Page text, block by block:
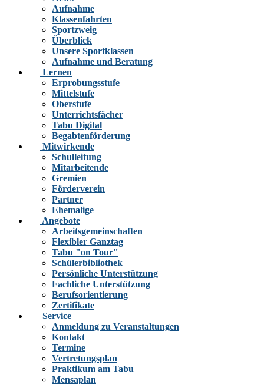
Aufnahme
Klassenfahrten
Sportzweig
Überblick
Unsere Sportklassen
Aufnahme und Beratung
Lernen
Erprobungsstufe
Mittelstufe
Oberstufe
Unterrichtsfächer
Tabu Digital
Begabtenförderung
Mitwirkende
Schulleitung
Mitarbeitende
Gremien
Förderverein
Partner
Ehemalige
Angebote
Arbeitsgemeinschaften
Flexibler Ganztag
Tabu "on Tour"
Schülerbibliothek
Persönliche Unterstützung
Fachliche Unterstützung
Berufsorientierung
Zertifikate
Service
Anmeldung zu Veranstaltungen
Kontakt
Termine
Vertretungsplan
Praktikum am Tabu
Mensaplan